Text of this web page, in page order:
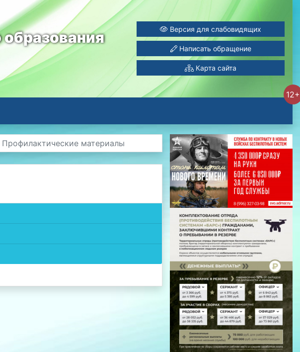
Версия для слабовидящих
Написать обращение
Карта сайта
12+
Профилактические материалы